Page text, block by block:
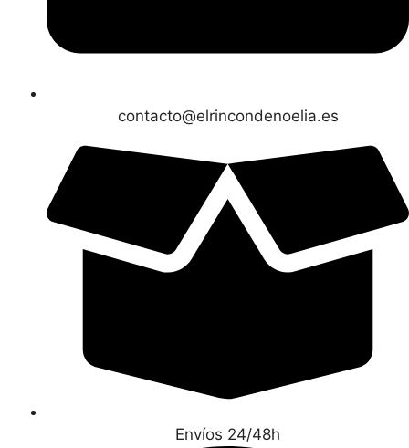
contacto@elrincondenoelia.es
Envíos 24/48h